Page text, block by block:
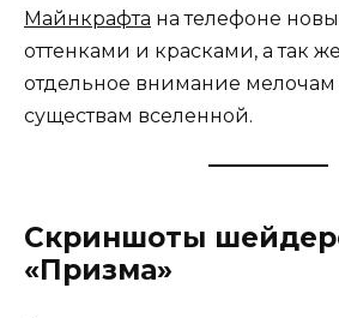
Майнкрафта на телефоне
оттенками и красками, а так
отдельное внимание
существам вселенной.
Скриншоты
«Призма»